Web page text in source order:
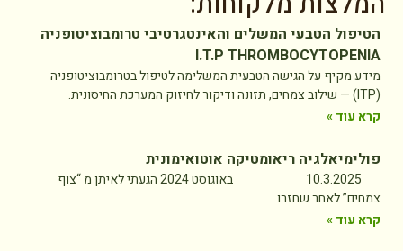
הטיפול הטבעי המשלים והאינטגרטיבי טרומבוציטופניה
I.T.P THROMBOCYTOPENIA
מידע מקיף על הגישה הטבעית המשלימה לטיפול בטרומבוציטופניה
(ITP) — שילוב צמחים, תזונה ודיקור לחיזוק המערכת החיסונית.
קרא עוד »
פולימיאלגיה ריאומטיקה אוטואימונית
10.3.2025 באוגוסט 2024 הגעתי לאיתן מ “צוף
צמחים” לאחר שחזרו
קרא עוד »